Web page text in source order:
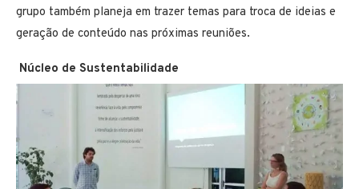
grupo também planeja em trazer temas para troca de ideias e
geração de conteúdo nas próximas reuniões.
Núcleo de Sustentabilidade